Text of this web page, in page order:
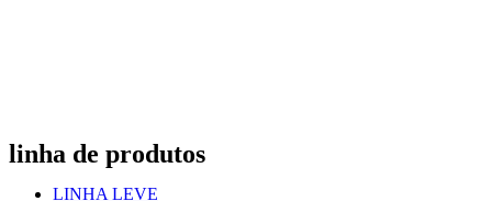
linha de produtos
LINHA LEVE